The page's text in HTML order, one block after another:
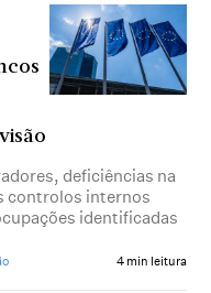
deficiências na
controlos internos
identificadas
4 min leitura